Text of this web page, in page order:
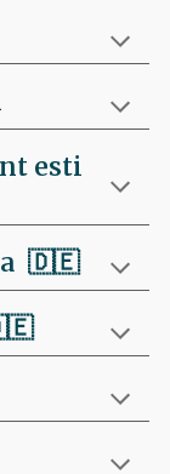
esti
🇩🇪